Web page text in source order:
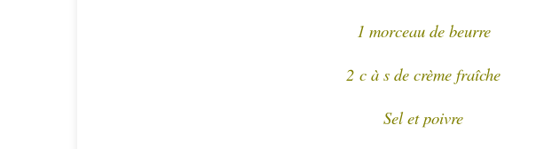
1 morceau de beurre
2 c à s de crème fraîche
Sel et poivre